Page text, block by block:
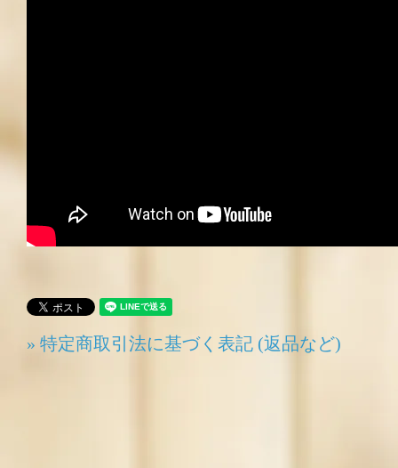
» 特定商取引法に基づく表記 (返品など)